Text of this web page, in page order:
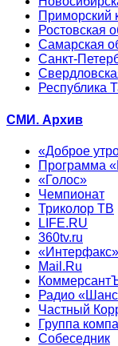
Приморский
Ростовская
Самарская
Санкт-
Республика
СМИ. Архив
«Доброе
Программа
«Голос»
Чемпионат
Триколор ТВ
LIFE.RU
360tv.ru
«Интерфакс»
Mail.Ru
Радио
Частный
Группа
Собеседник